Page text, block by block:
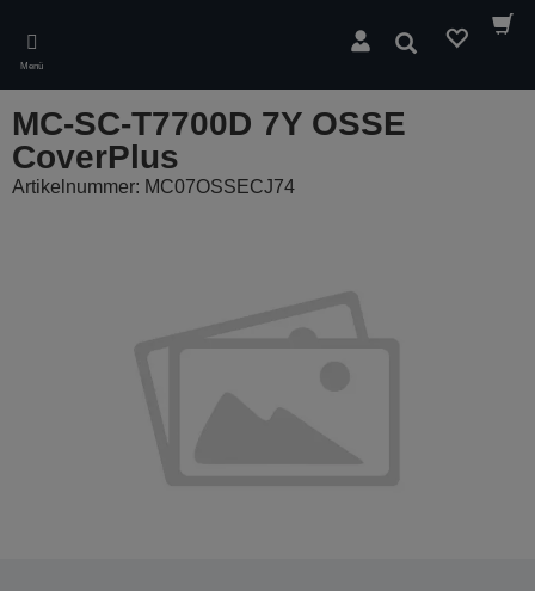
main
content
Menü
Suchen
MC-SC-T7700D 7Y OSSE
CoverPlus
Artikelnummer: MC07OSSECJ74